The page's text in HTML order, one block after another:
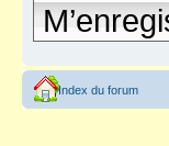
Index du forum